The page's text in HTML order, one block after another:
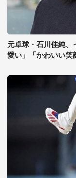
元卓球・石川佳純、
愛い」「かわいい笑